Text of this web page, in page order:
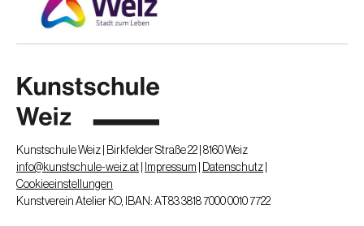
Orchesterstücke sind bereits entstanden. In der Verschmelzung
mit seinem bildnerischen Werk entstehen Installationen die
emotional berühren und aus Gefühlen Emotionen werden
Kontakt:
e-mail: marcos.tomas.casado@gmail.com
Kunstschule Weiz | Birkfelder Straße 22 | 8160 Weiz
info@kunstschule-weiz.at| Impressum | Datenschutz|
Cookieeinstellungen
Kunstverein Atelier KO, IBAN: AT83 3818 7000 0010 7722